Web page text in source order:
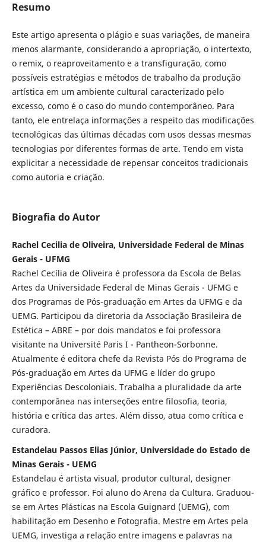
Resumo
Este artigo apresenta o plágio e suas variações, de maneira
menos alarmante, considerando a apropriação, o intertexto,
o remix, o reaproveitamento e a transfiguração, como
possíveis estratégias e métodos de trabalho da produção
artística em um ambiente cultural caracterizado pelo
excesso, como é o caso do mundo contemporâneo. Para
tanto, ele entrelaça informações a respeito das modificações
tecnológicas das últimas décadas com usos dessas mesmas
tecnologias por diferentes formas de arte. Tendo em vista
explicitar a necessidade de repensar conceitos tradicionais
como autoria e criação.
Biografia do Autor
Rachel Cecilia de Oliveira, Universidade Federal de Minas
Gerais - UFMG
Rachel Cecília de Oliveira é professora da Escola de Belas
Artes da Universidade Federal de Minas Gerais - UFMG e
dos Programas de Pós-graduação em Artes da UFMG e da
UEMG. Participou da diretoria da Associação Brasileira de
Estética – ABRE – por dois mandatos e foi professora
visitante na Université Paris I - Pantheon-Sorbonne.
Atualmente é editora chefe da Revista Pós do Programa de
Pós-graduação em Artes da UFMG e líder do grupo
Experiências Descoloniais. Trabalha a pluralidade da arte
contemporânea nas interseções entre filosofia, teoria,
história e crítica das artes. Além disso, atua como crítica e
curadora.
Estandelau Passos Elias Júnior, Universidade do Estado de
Minas Gerais - UEMG
Estandelau é artista visual, produtor cultural, designer
gráfico e professor. Foi aluno do Arena da Cultura. Graduou-
se em Artes Plásticas na Escola Guignard (UEMG), com
habilitação em Desenho e Fotografia. Mestre em Artes pela
UEMG, investiga a relação entre imagens e palavras na